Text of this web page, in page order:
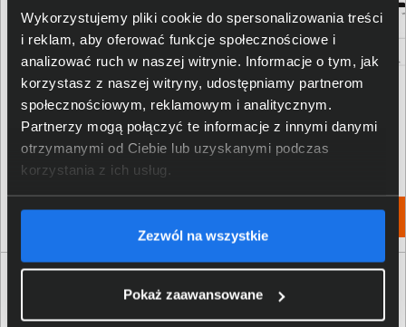
Wykorzystujemy pliki cookie do spersonalizowania treści
i reklam, aby oferować funkcje społecznościowe i
analizować ruch w naszej witrynie. Informacje o tym, jak
korzystasz z naszej witryny, udostępniamy partnerom
społecznościowym, reklamowym i analitycznym.
Partnerzy mogą połączyć te informacje z innymi danymi
otrzymanymi od Ciebie lub uzyskanymi podczas
korzystania z ich usług.
Zezwól na wszystkie
Pokaż zaawansowane
Toner HP 410X purpurowy CF413X
1 063,00 zł
netto: 864,23 zł
Toner HP 415A czarny W2030A
421,00 zł
Opinie o produkcie